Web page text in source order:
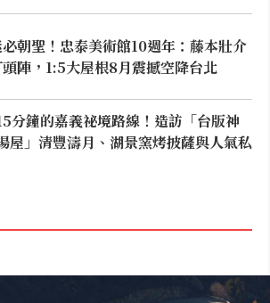
朝聖！忠泰美術館10週年：藤本壯介
陣，1:5大屋根8月震撼空降台北
分鐘的嘉義祕境路線！造訪「台版神
屋」清豐濤月、湖景窯烤披薩與人氣私